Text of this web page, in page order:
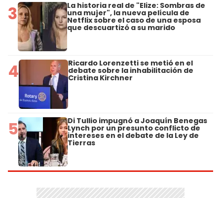
3 La historia real de "Elize: Sombras de
una mujer", la nueva película de
Netflix sobre el caso de una esposa
que descuartizó a su marido
4 Ricardo Lorenzetti se metió en el
debate sobre la inhabilitación de
Cristina Kirchner
5 Di Tullio impugnó a Joaquín Benegas
Lynch por un presunto conflicto de
intereses en el debate de la Ley de
Tierras